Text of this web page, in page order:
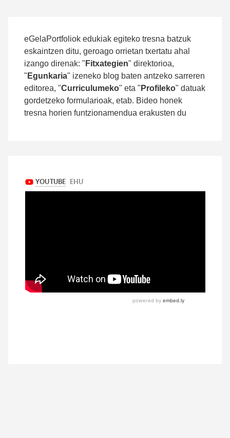
eGelaPortfoliok edukiak egiteko tresna batzuk
eskaintzen ditu, geroago orrietan txertatu ahal
izango direnak: " Fitxategien" direktorioa,
" Egunkaria" izeneko blog baten antzeko sarreren
editorea, "Curriculumeko" eta " Profileko" datuak
gordetzeko formularioak, etab. Bideo honek
tresna horien funtzionamendua erakusten du